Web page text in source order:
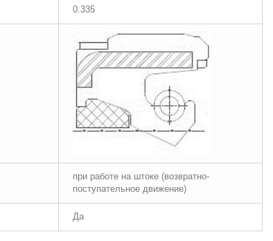
0.335
при работе на штоке (возвратно-
поступательное движение)
Да